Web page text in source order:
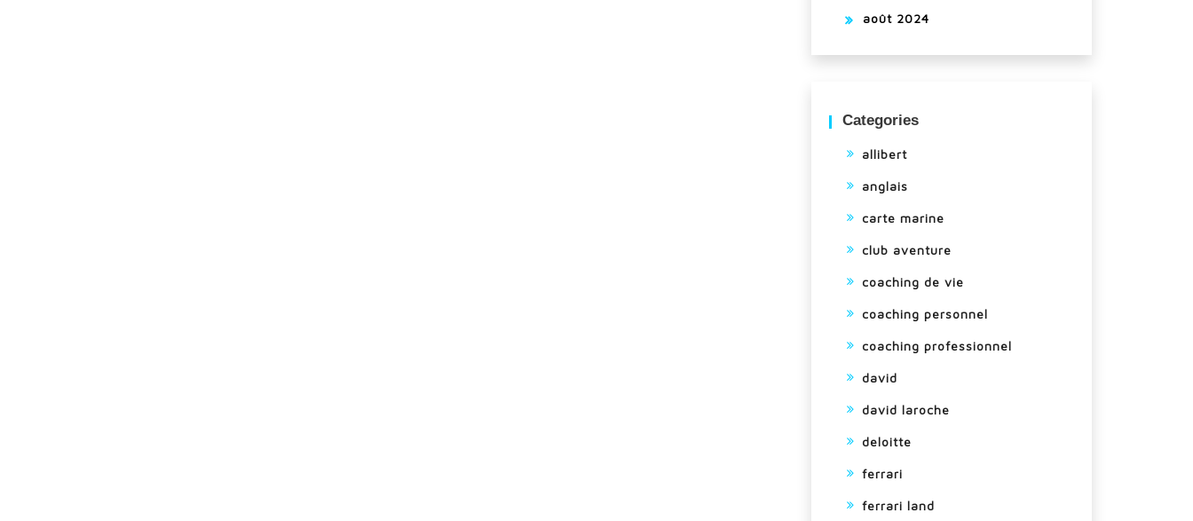
août 2024
Categories
allibert
anglais
carte marine
club aventure
coaching de vie
coaching personnel
coaching professionnel
david
david laroche
deloitte
ferrari
ferrari land